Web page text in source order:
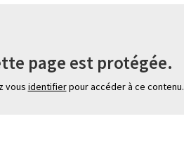
page est protégée.
vous identifierpour accéder à ce contenu.